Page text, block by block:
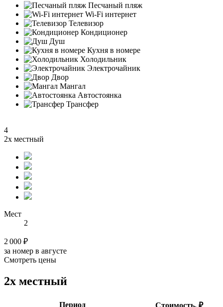
Песчаный пляж
Wi-Fi интернет
Телевизор
Кондиционер
Душ
Кухня в номере
Холодильник
Электрочайник
Двор
Мангал
Автостоянка
Трансфер
4
2х местный
Мест
2
2 000 ₽
за номер в августе
Смотреть цены
2х местный
Период
Стоимость, ₽